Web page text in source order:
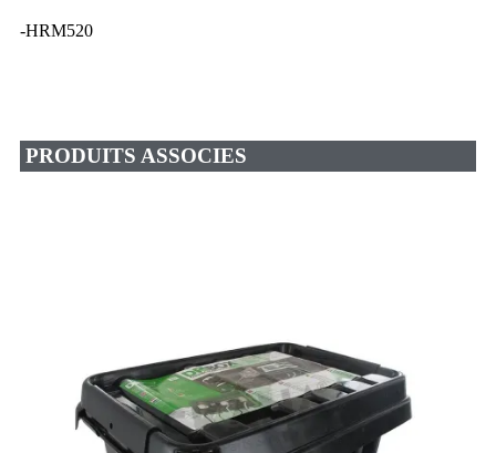
-HRM520
PRODUITS ASSOCIES